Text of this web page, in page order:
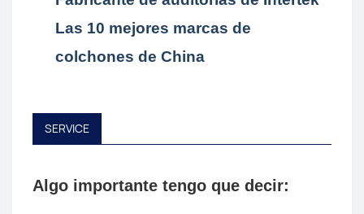
Las 10 mejores marcas de
colchones de China
SERVICE
Algo importante tengo que decir: